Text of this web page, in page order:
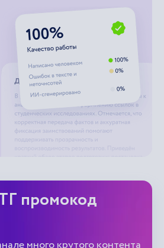
промокод
много крутого контента